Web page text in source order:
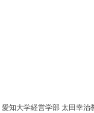
愛知大学経営学部 太田幸治